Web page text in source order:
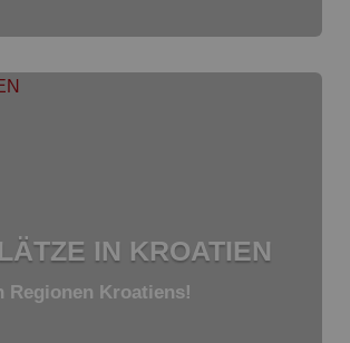
IN KROATIEN
Regionen Kroatiens!